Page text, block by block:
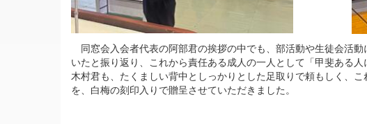
同窓会入会者代表の阿部君の挨拶の中でも、部活動や生徒会活
いたと振り返り、これから責任ある成人の一人として「甲斐ある
木村君も、たくましい背中としっかりとした足取りで頼もしく、
を、白梅の刻印入りで贈呈